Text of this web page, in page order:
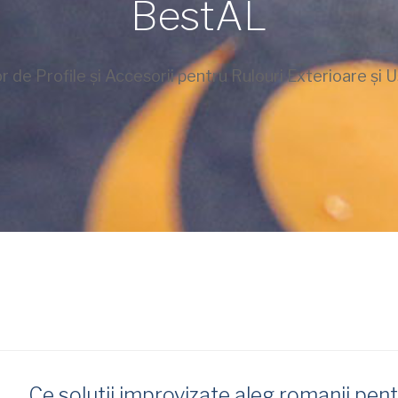
BestAL
de Profile și Accesorii pentru Rulouri Exterioare și